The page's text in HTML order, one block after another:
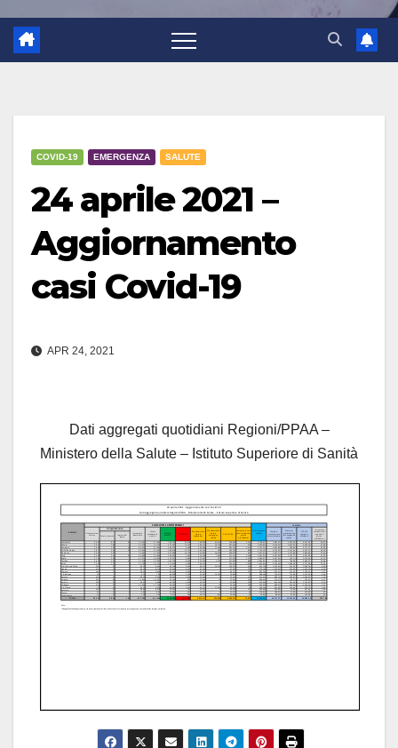
COVID-19 EMERGENZA SALUTE
24 aprile 2021 –
Aggiornamento
casi Covid-19
APR 24, 2021
Dati aggregati quotidiani Regioni/PPAA –
Ministero della Salute – Istituto Superiore di Sanità